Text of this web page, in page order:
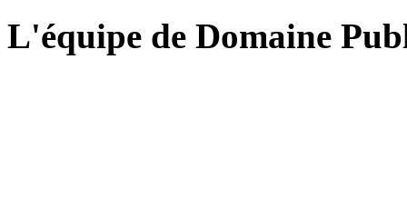
L'équipe de Domaine